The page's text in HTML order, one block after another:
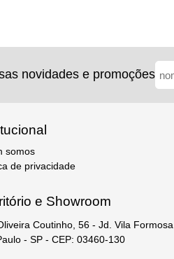
novidades e promoções
somos
de privacidade
e Showroom
Coutinho, 56 - Jd. Vila Formosa
- SP - CEP: 03460-130